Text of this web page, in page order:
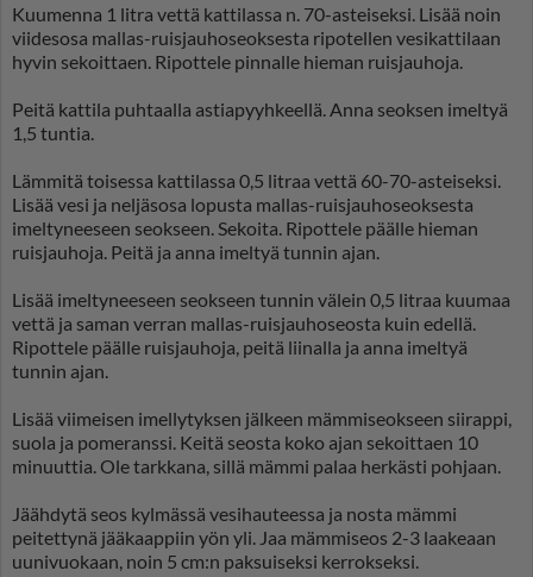
Kuumenna 1 litra vettä kattilassa n. 70-asteiseksi. Lisää noin
viidesosa mallas-ruisjauhoseoksesta ripotellen vesikattilaan
hyvin sekoittaen. Ripottele pinnalle hieman ruisjauhoja.
Peitä kattila puhtaalla astiapyyhkeellä. Anna seoksen imeltyä
1,5 tuntia.
Lämmitä toisessa kattilassa 0,5 litraa vettä 60-70-asteiseksi.
Lisää vesi ja neljäsosa lopusta mallas-ruisjauhoseoksesta
imeltyneeseen seokseen. Sekoita. Ripottele päälle hieman
ruisjauhoja. Peitä ja anna imeltyä tunnin ajan.
Lisää imeltyneeseen seokseen tunnin välein 0,5 litraa kuumaa
vettä ja saman verran mallas-ruisjauhoseosta kuin edellä.
Ripottele päälle ruisjauhoja, peitä liinalla ja anna imeltyä
tunnin ajan.
Lisää viimeisen imellytyksen jälkeen mämmiseokseen siirappi,
suola ja pomeranssi. Keitä seosta koko ajan sekoittaen 10
minuuttia. Ole tarkkana, sillä mämmi palaa herkästi pohjaan.
Jäähdytä seos kylmässä vesihauteessa ja nosta mämmi
peitettynä jääkaappiin yön yli. Jaa mämmiseos 2-3 laakeaan
uunivuokaan, noin 5 cm:n paksuiseksi kerrokseksi.